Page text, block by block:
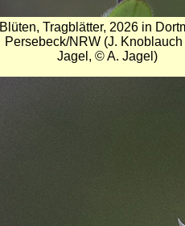
Blüten, Tragblätter, 2026 in
Persebeck/NRW (J. Knoblauch
Jagel, © A. Jagel)